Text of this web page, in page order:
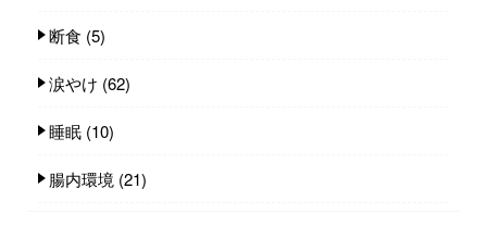
断食 (5)
涙やけ (62)
睡眠 (10)
腸内環境 (21)